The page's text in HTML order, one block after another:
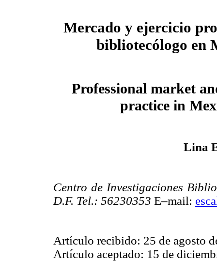
Mercado y ejercicio
bibliotecólogo en
Professional market
practice in
Lina
Centro de Investigaciones
D.F. Tel.: 56230353 E–mail:
Artículo recibido: 25 de agosto
Artículo aceptado: 15 de